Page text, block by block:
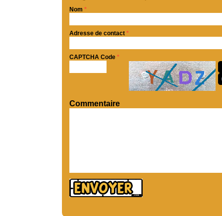
Nom *
Adresse de contact *
CAPTCHA Code *
Commentaire